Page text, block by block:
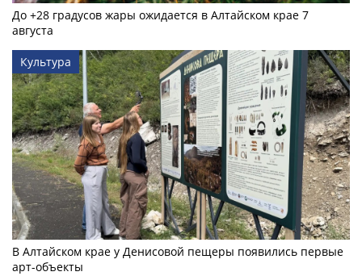
До +28 градусов жары ожидается в Алтайском крае 7
августа
Культура
В Алтайском крае у Денисовой пещеры появились первые
арт-объекты